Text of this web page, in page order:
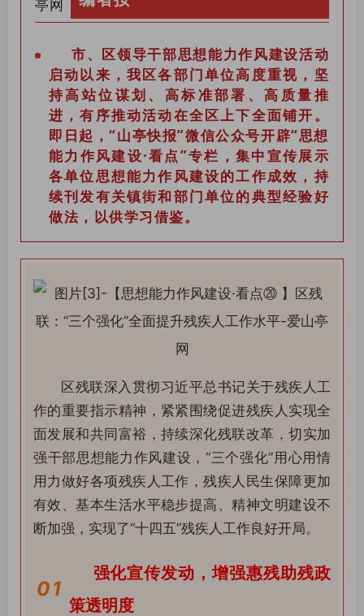
市、区领导干部思想能力作风建设活动
启动以来，我区各部门单位高度重视，坚
持高站位谋划、高标准部署、高质量推
进，有序推动活动在全区上下全面铺开。
即日起，“山亭快报”微信公众号开辟“思想
能力作风建设·看点”专栏，集中宣传展示
各单位思想能力作风建设的工作成效，持
续刊发有关镇街和部门单位的典型经验好
做法，以供学习借鉴。
区残联深入贯彻习近平总书记关于残疾人工
作的重要指示精神，紧紧围绕促进残疾人实现全
面发展和共同富裕，持续深化残联改革，切实加
强干部思想能力作风建设，“三个强化”用心用情
用力做好各项残疾人工作，残疾人民生保障更加
有效、基本生活水平稳步提高、精神文明建设不
断加强，实现了“十四五”残疾人工作良好开局。
01
强化宣传发动，增强惠残助残政
策透明度